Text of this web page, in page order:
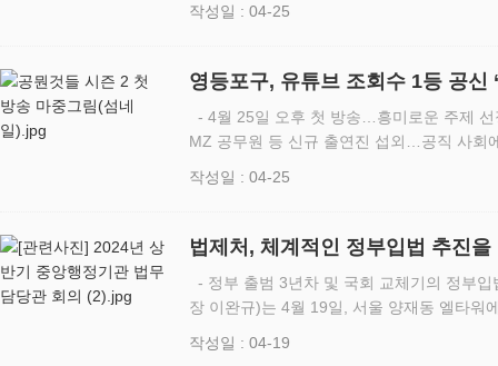
사법위원…
작성일 : 04-25
영등포구, 유튜브 조회수 1등 공신
- 4월 25일 오후 첫 방송…흥미로운 주제
MZ 공무원 등 신규 출연진 섭외…공직 사회에서
4월…
작성일 : 04-25
법제처, 체계적인 정부입법 추진
- 정부 출범 3년차 및 국회 교체기의 정부
장 이완규)는 4월 19일, 서울 양재동 엘타워
법무담당관 및…
작성일 : 04-19